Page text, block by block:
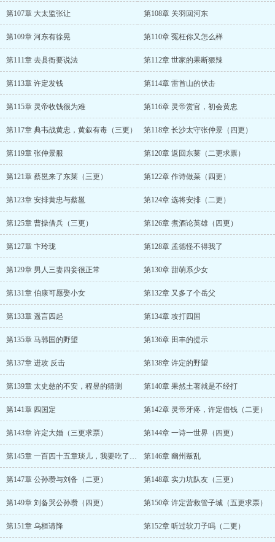
第107章 大太监张让 第108章 关羽回河东
第109章 河东有徐晃 第110章 冤枉你又怎么样
第111章 去县衙要说法 第112章 世家的果断狠辣
第113章 许定发钱 第114章 雷首山的伏击
第115章 灵帝收钱很为难 第116章 灵帝赏官，初会黄忠
第117章 典韦战黄忠，黄叙有毒（三更） 第118章 长沙太守张仲景（四更）
第119章 张仲景服 第120章 返回东莱（二更求票）
第121章 蔡邕来了东莱（三更） 第122章 作诗做菜（四更）
第123章 安排黄忠与蔡邕 第124章 选将安排（二更）
第125章 曹操借兵（三更） 第126章 煮酒论英雄（四更）
第127章 卞玲珑 第128章 孟德怪不得我了
第129章 男人三妻四妾很正常 第130章 甜萌系少女
第131章 伯康可愿娶小女 第132章 又多了个岳父
第133章 遥言四起 第134章 攻打四国
第135章 马韩国的野望 第136章 田丰的提示
第137章 进攻 反击 第138章 许定的野望
第139章 太史慈的不安，程昱的猜测 第140章 果然土著就是不经打
第141章 四国定 第142章 灵帝牙疼，许定借钱（二更）
第143章 许定大婚（三更求票） 第144章 一诗一世界（四更）
第145章 一百四十五章琰儿，我要吃了你（五更） 第146章 幽州叛乱
第147章 公孙瓒与刘备（二更） 第148章 实力坑队友（三更）
第149章 刘备哭公孙瓒（四更） 第150章 许定营救管子城（五更求票）
第151章 乌桓请降 第152章 听过软刀子吗（二更）